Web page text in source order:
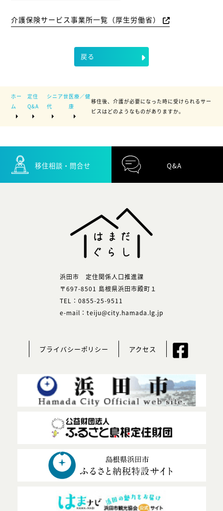
介護保険サービス事業所一覧（厚生労働省）
戻る
ホー
ム
定住
Q&A
シニア世
代
医療／健
康
移住後、介護が必要になった時に受けられるサー
ビスはどのようなものがありますか。
移住相談・問合せ Q&A
浜田市 定住関係人口推進課
〒697-8501 島根県浜田市殿町１
TEL：0855-25-9511
e-mail：teiju@city.hamada.lg.jp
プライバシーポリシー アクセス